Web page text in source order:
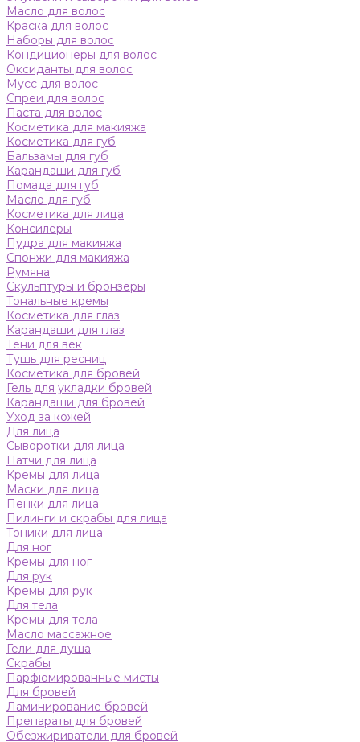
Масло для волос
Краска для волос
Наборы для волос
Кондиционеры для волос
Оксиданты для волос
Мусс для волос
Спреи для волос
Паста для волос
Косметика для макияжа
Косметика для губ
Бальзамы для губ
Карандаши для губ
Помада для губ
Масло для губ
Косметика для лица
Консилеры
Пудра для макияжа
Спонжи для макияжа
Румяна
Скульптуры и бронзеры
Тональные кремы
Косметика для глаз
Карандаши для глаз
Тени для век
Тушь для ресниц
Косметика для бровей
Гель для укладки бровей
Карандаши для бровей
Уход за кожей
Для лица
Сыворотки для лица
Патчи для лица
Кремы для лица
Маски для лица
Пенки для лица
Пилинги и скрабы для лица
Тоники для лица
Для ног
Кремы для ног
Для рук
Кремы для рук
Для тела
Кремы для тела
Масло массажное
Гели для душа
Скрабы
Парфюмированные мисты
Для бровей
Ламинирование бровей
Препараты для бровей
Обезжириватели для бровей